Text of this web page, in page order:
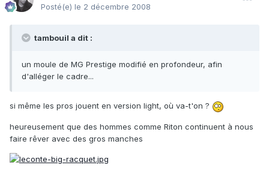
Posté(e) le 2 décembre 2008
tambouil a dit :
un moule de MG Prestige modifié en profondeur, afin
d'alléger le cadre...
si même les pros jouent en version light, où va-t'on ?
heureusement que des hommes comme Riton continuent à nous
faire rêver avec des gros manches